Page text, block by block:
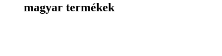
magyar termékek